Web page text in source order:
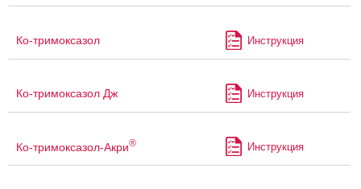
Ко-тримоксазол Инструкция
Ко-тримоксазол Дж Инструкция
Ко-тримоксазол-Акри® Инструкция